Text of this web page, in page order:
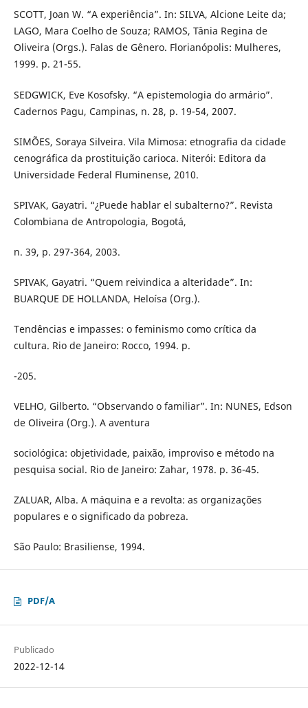
SCOTT, Joan W. “A experiência”. In: SILVA, Alcione Leite da;
LAGO, Mara Coelho de Souza; RAMOS, Tânia Regina de
Oliveira (Orgs.). Falas de Gênero. Florianópolis: Mulheres,
1999. p. 21-55.
SEDGWICK, Eve Kosofsky. “A epistemologia do armário”.
Cadernos Pagu, Campinas, n. 28, p. 19-54, 2007.
SIMÕES, Soraya Silveira. Vila Mimosa: etnografia da cidade
cenográfica da prostituição carioca. Niterói: Editora da
Universidade Federal Fluminense, 2010.
SPIVAK, Gayatri. “¿Puede hablar el subalterno?”. Revista
Colombiana de Antropologia, Bogotá,
n. 39, p. 297-364, 2003.
SPIVAK, Gayatri. “Quem reivindica a alteridade”. In:
BUARQUE DE HOLLANDA, Heloísa (Org.).
Tendências e impasses: o feminismo como crítica da
cultura. Rio de Janeiro: Rocco, 1994. p.
-205.
VELHO, Gilberto. “Observando o familiar”. In: NUNES, Edson
de Oliveira (Org.). A aventura
sociológica: objetividade, paixão, improviso e método na
pesquisa social. Rio de Janeiro: Zahar, 1978. p. 36-45.
ZALUAR, Alba. A máquina e a revolta: as organizações
populares e o significado da pobreza.
São Paulo: Brasiliense, 1994.
PDF/A
Publicado
2022-12-14